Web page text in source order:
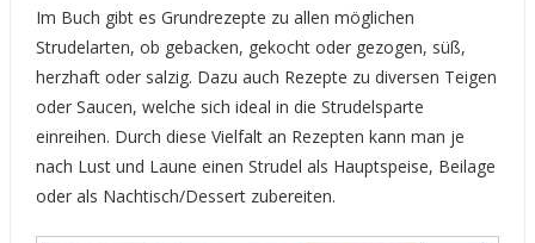
Im Buch gibt es Grundrezepte zu allen möglichen
Strudelarten, ob gebacken, gekocht oder gezogen, süß,
herzhaft oder salzig. Dazu auch Rezepte zu diversen Teigen
oder Saucen, welche sich ideal in die Strudelsparte
einreihen. Durch diese Vielfalt an Rezepten kann man je
nach Lust und Laune einen Strudel als Hauptspeise, Beilage
oder als Nachtisch/Dessert zubereiten.